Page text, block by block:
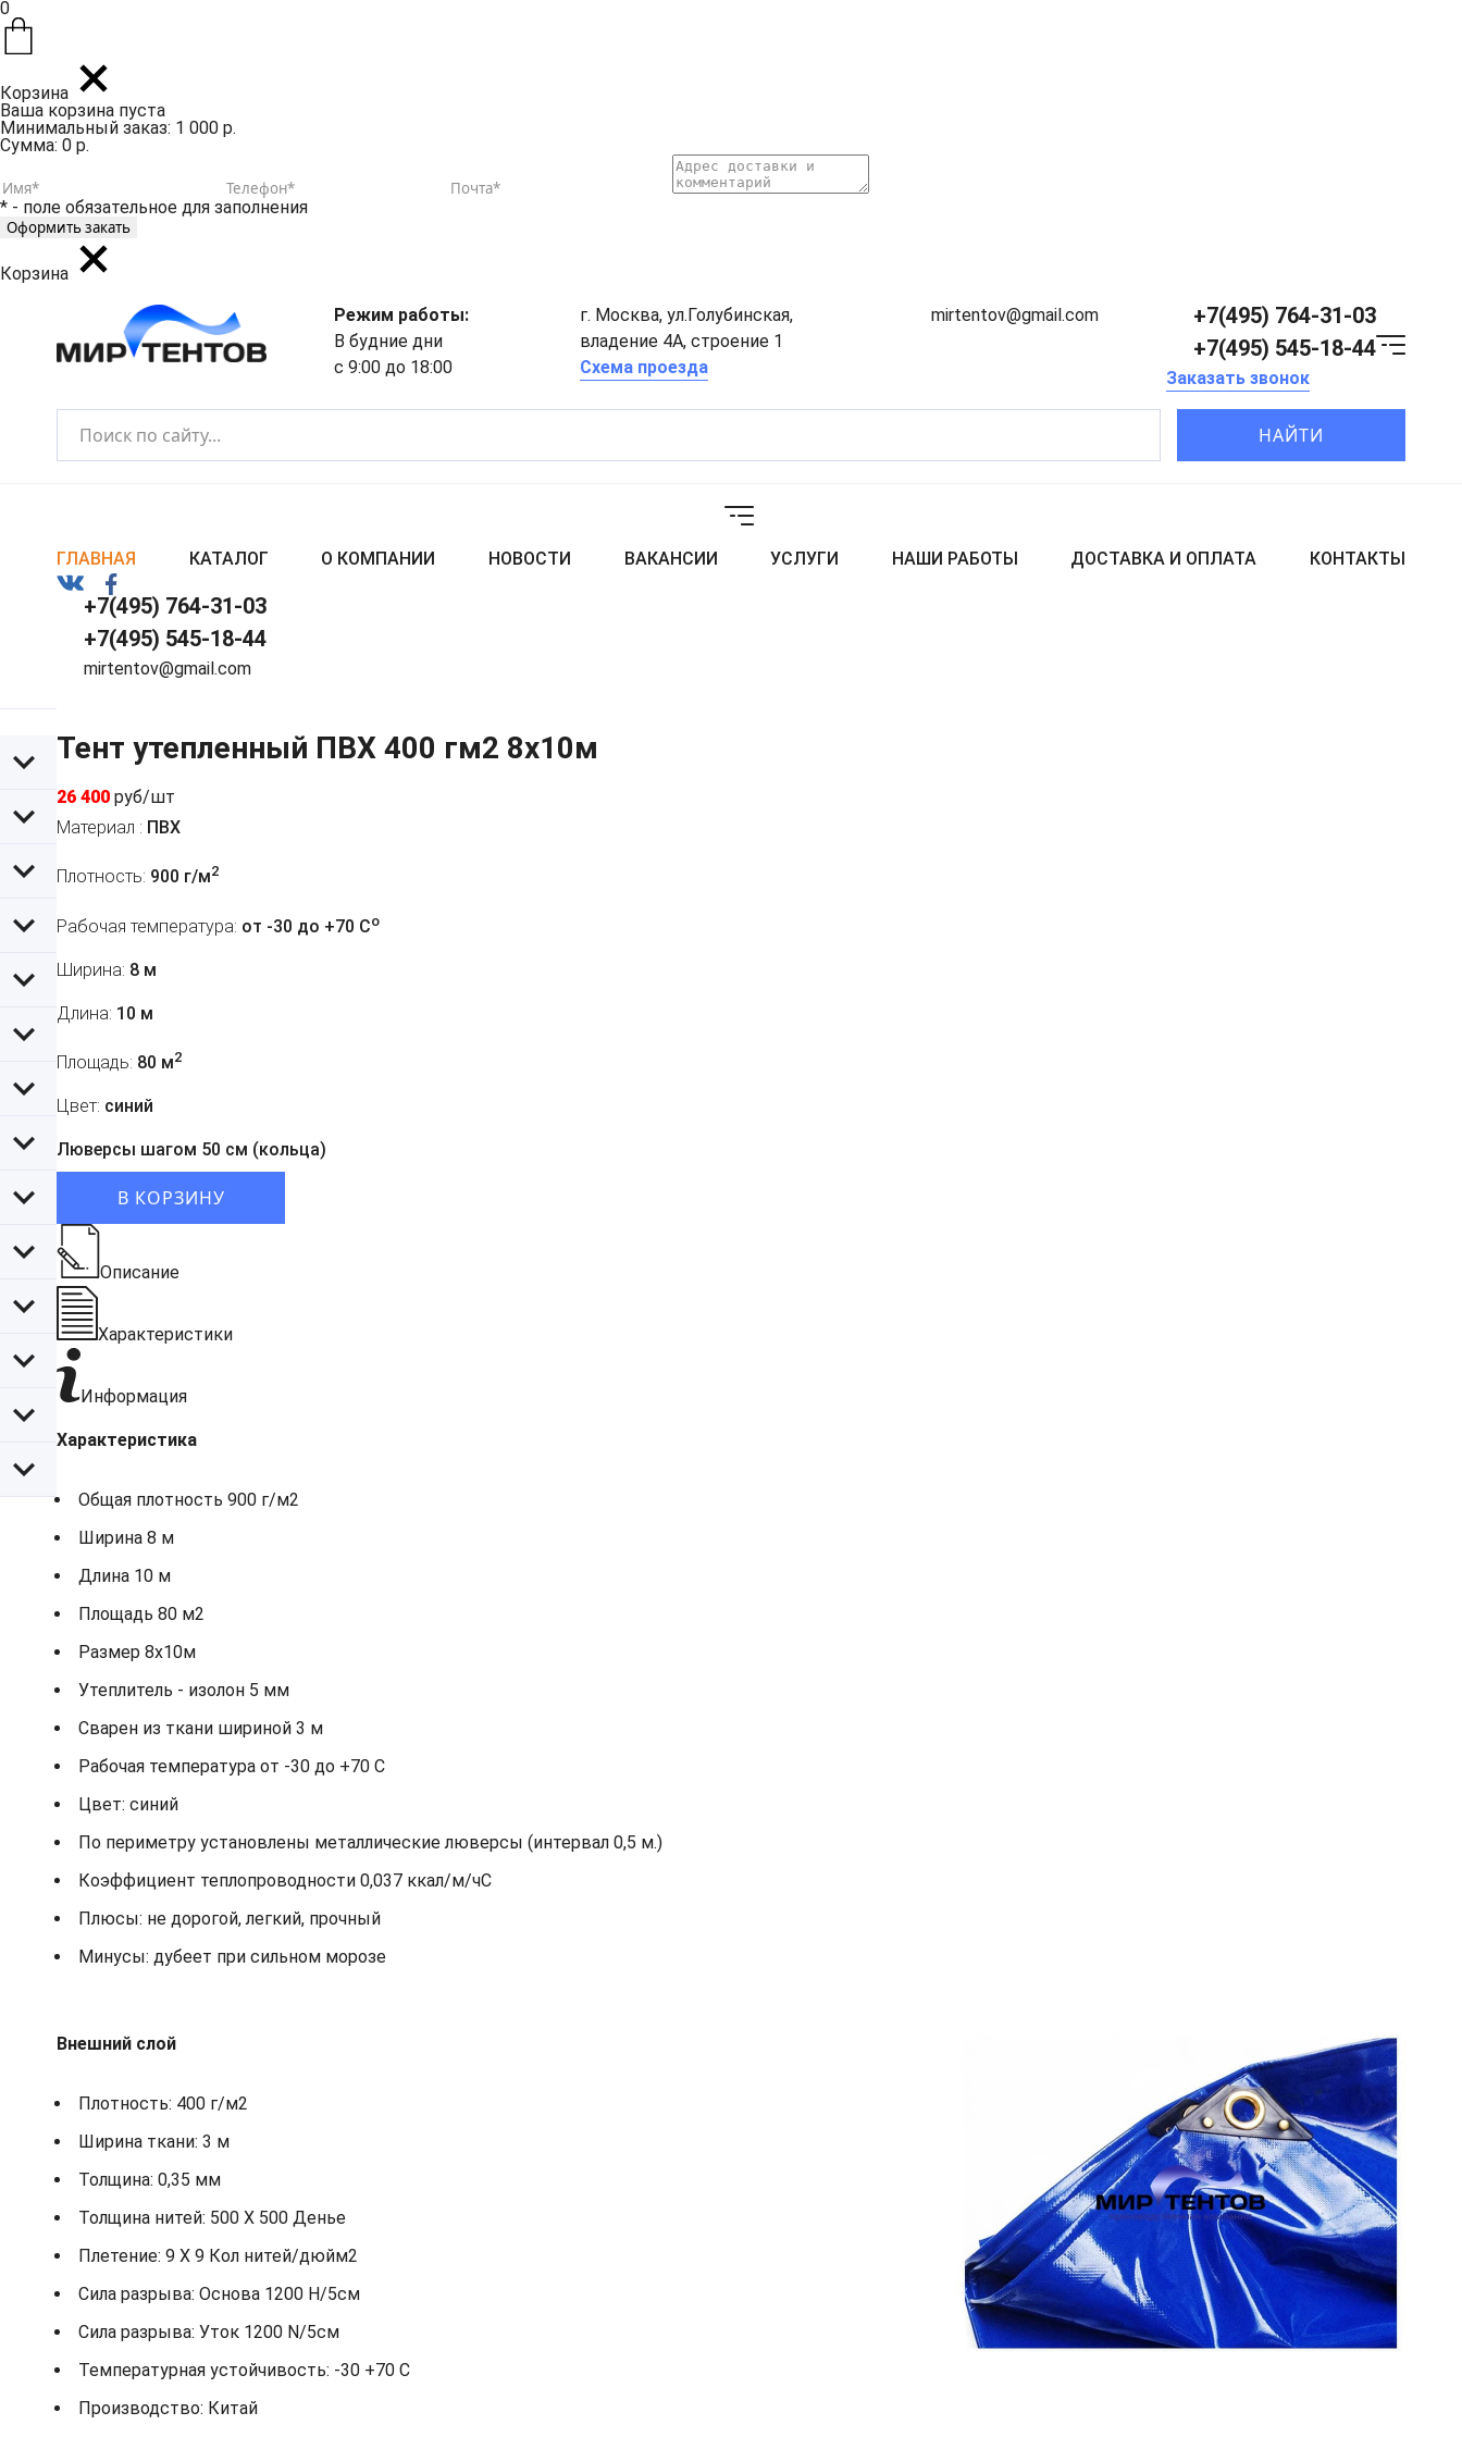
0
Корзина
Ваша корзина пуста
Минимальный заказ: 1 000 р.
Сумма: 0 р.
* - поле обязательное для заполнения
Корзина
Режим работы:
В будние дни
с 9:00 до 18:00
г. Москва, ул.Голубинская,
владение 4А, строение 1
Схема проезда
mirtentov@gmail.com
+7(495) 764-31-03
+7(495) 545-18-44
Заказать звонок
НАЙТИ
ГЛАВНАЯ КАТАЛОГ О КОМПАНИИ НОВОСТИ ВАКАНСИИ УСЛУГИ НАШИ РАБОТЫ ДОСТАВКА И ОПЛАТА КОНТАКТЫ
+7(495) 764-31-03
+7(495) 545-18-44
mirtentov@gmail.com
Тент утепленный ПВХ 400 гм2 8х10м
26 400 руб/шт
Материал : ПВХ
Плотность: 900 г/м2
Рабочая температура: от -30 до +70 Co
Ширина: 8 м
Длина: 10 м
Площадь: 80 м2
Цвет: синий
Люверсы шагом 50 см (кольца)
В КОРЗИНУ
Описание
Характеристики
Информация
Характеристика
Общая плотность 900 г/м2
Ширина 8 м
Длина 10 м
Площадь 80 м2
Размер 8х10м
Утеплитель - изолон 5 мм
Сварен из ткани шириной 3 м
Рабочая температура от -30 до +70 С
Цвет: синий
По периметру установлены металлические люверсы (интервал 0,5 м.)
Коэффициент теплопроводности 0,037 ккал/м/чС
Плюсы: не дорогой, легкий, прочный
Минусы: дубеет при сильном морозе
Внешний слой
Плотность: 400 г/м2
Ширина ткани: 3 м
Толщина: 0,35 мм
Толщина нитей: 500 X 500 Денье
Плетение: 9 X 9 Кол нитей/дюйм2
Сила разрыва: Основа 1200 Н/5см
Сила разрыва: Уток 1200 N/5см
Температурная устойчивость: -30 +70 С
Производство: Китай